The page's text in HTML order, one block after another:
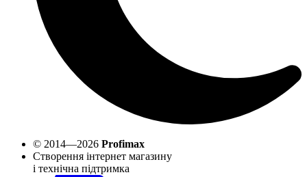
© 2014—2026 Profimax
Створення інтернет магазину
і технічна підтримка